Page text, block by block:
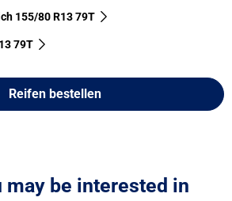
155/80 R13 79T
79T
Reifen bestellen
may be interested in